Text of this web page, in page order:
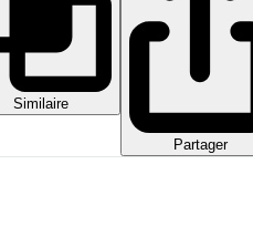
Similaire
Partager